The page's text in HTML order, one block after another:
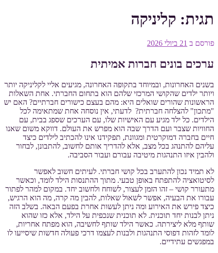
תגית: קליניקה
פורסם ב 21 ביולי 2026
ערכים בונים חברות אמיתית
בשנים האחרונות, ובמיוחד בתקופה האחרונה, מגיעים אליי לקליניקה יותר
ויותר ילדים שהקושי המרכזי שלהם הוא בתחום החברתי. אחת השאלות
הראשונות שהורים שואלים היא: מהם בעצם כישורים חברתיים? האם יש
"מתכון" להצלחה חברתית? לדעתי, אין נוסחה אחת שמתאימה לכל
הילדים. כל ילד מגיע עם האישיות שלו, עם הערכים שספג בבית, עם
החוויות שצבר ועם הדרך שבה הוא מפרש את העולם. דווקא משום שאנו
חיים בחברה דמוקרטית ומגוונת, תפקידנו אינו להכתיב לילדים כיצד
עליהם להתנהג בכל מצב, אלא להדריך אותם לחשוב, להתבונן, לבחור
ולהבין איזו התנהגות מיטיבה עבורם ועבור הסביבה.
לא תמיד נכון להתערב בכל קושי חברתי. לעיתים חשוב לאפשר
לסיטואציה להתפתח באופן טבעי. מתוך ההתנסות הילד לומד, וכאשר
מתעורר קושי – זהו הזמן לעצור, לשוחח ולחשוב יחד. במקום למהר לפתור
עבורו את הבעיה, אפשר לשאול שאלות, להבין מה קרה, מה הוא הרגיש,
כיצד פירש את האירוע ומה ניתן לעשות אחרת בפעם הבאה. בשלב הזה
ניתן לבנות יחד תוכנית. לא תוכנית שנכפית על הילד, אלא כזו שהוא
שותף מלא ליצירתה. כאשר הילד שותף לחשיבה, הוא מפתח אחריות,
לומד לזהות דפוסי התנהגות ולבנות לעצמו דרכי פעולה חדשות שיסייעו לו
במפגשים עתידיים.